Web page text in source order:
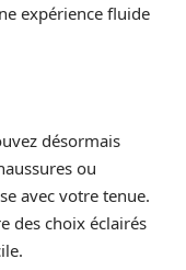
expérience fluide
désormais
ou
avec votre tenue.
des choix éclairés